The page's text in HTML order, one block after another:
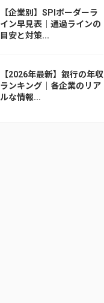
【企業別】SPIボーダーラ
イン早見表｜通過ラインの
目安と対策...
【2026年最新】銀行の年収
ランキング｜各企業のリア
ルな情報...